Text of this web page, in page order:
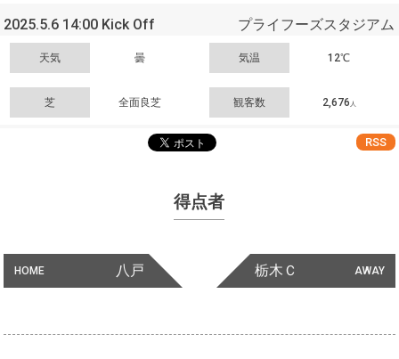
2025.5.6 14:00 Kick Off
プライフーズスタジアム
天気 曇 気温 12℃
芝 全面良芝 観客数 2,676 人
RSS
得点者
HOME 八戸 AWAY
栃木Ｃ